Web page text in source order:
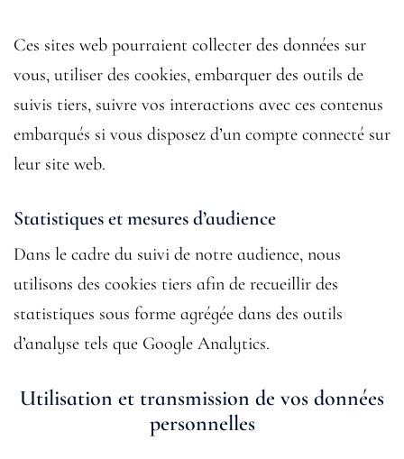
Ces sites web pourraient collecter des données sur
vous, utiliser des cookies, embarquer des outils de
suivis tiers, suivre vos interactions avec ces contenus
embarqués si vous disposez d’un compte connecté sur
leur site web.
Statistiques et mesures d’audience
Dans le cadre du suivi de notre audience, nous
utilisons des cookies tiers afin de recueillir des
statistiques sous forme agrégée dans des outils
d’analyse tels que Google Analytics.
Utilisation et transmission de vos données
personnelles